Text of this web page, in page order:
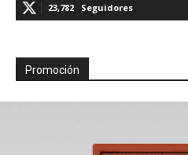
23,782 Seguidores
Promoción